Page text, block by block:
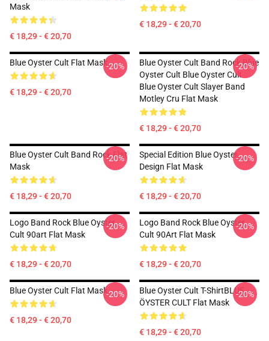
Mask
€ 18,29 - € 20,70
€ 18,29 - € 20,70
Blue Oyster Cult Flat Mask
€ 18,29 - € 20,70
-20%
Blue Oyster Cult Band Rock Blue
Oyster Cult Blue Oyster Cult
Blue Oyster Cult Slayer Band
Motley Cru Flat Mask
€ 18,29 - € 20,70
-20%
Blue Oyster Cult Band Rock Flat
Mask
€ 18,29 - € 20,70
-20%
Special Edition Blue Oyster
Design Flat Mask
€ 18,29 - € 20,70
-20%
Logo Band Rock Blue Oyster
Cult 90art Flat Mask
€ 18,29 - € 20,70
-20%
Logo Band Rock Blue Oyster
Cult 90Art Flat Mask
€ 18,29 - € 20,70
-20%
Blue Oyster Cult Flat Mask
€ 18,29 - € 20,70
-20%
Blue Oyster Cult T-ShirtBLUE
ÖYSTER CULT Flat Mask
€ 18,29 - € 20,70
-20%